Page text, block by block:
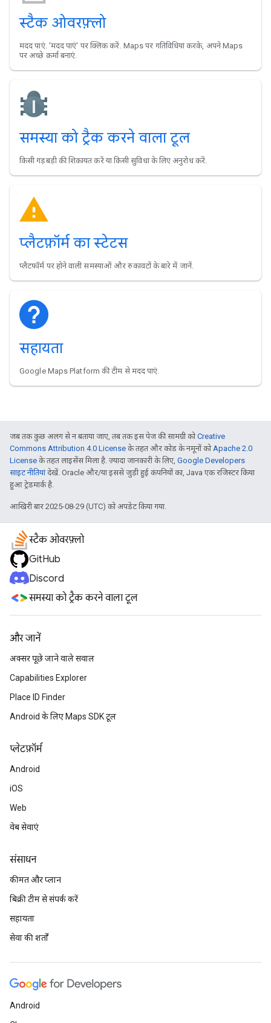
स्टैक ओवरफ़्लो
मदद पाएं. 'मदद पाएं' पर क्लिक करें. Maps पर गतिविधियां करके, अपने Maps
पर अच्छे क़र्मा बनाएं.
समस्या को ट्रैक करने वाला टूल
किसी गड़बड़ी की शिकायत करें या किसी सुविधा के लिए अनुरोध करें.
प्लैटफ़ॉर्म का स्टेटस
प्लैटफ़ॉर्म पर होने वाली समस्याओं और रुकावटों के बारे में जानें.
सहायता
Google Maps Platform की टीम से मदद पाएं.
जब तक कुछ अलग से न बताया जाए, तब तक इस पेज की सामग्री कोCreative
Commons Attribution 4.0 License के तहत और कोड के नमूनों कोApache 2.0
License के तहत लाइसेंस मिला है. ज़्यादा जानकारी के लिए, Google Developers
साइट नीतियांदेखें. Oracle और/या इससे जुड़ी हुई कंपनियों का, Java एक रजिस्टर किया
हुआ ट्रेडमार्क है.
आखिरी बार 2025-08-29 (UTC) को अपडेट किया गया.
स्टैक ओवरफ़्लो
GitHub
Discord
समस्या को ट्रैक करने वाला टूल
और जानें
अक्सर पूछे जाने वाले सवाल
Capabilities Explorer
Place ID Finder
Android के लिए Maps SDK टूल
प्‍लेटफ़ॉर्म
Android
iOS
Web
वेब सेवाएं
संसाधन
कीमत और प्लान
बिक्री टीम से संपर्क करें
सहायता
सेवा की शर्तों
Android